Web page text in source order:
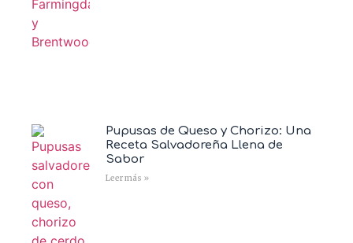
Pupusas de Queso y Chorizo: Una
Receta Salvadoreña Llena de
Sabor
Leer más »